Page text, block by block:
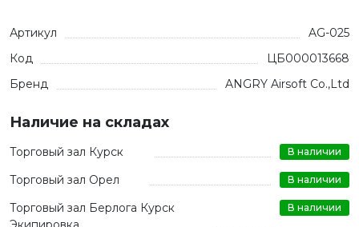
Артикул
AG-025
Код
ЦБ000013668
Бренд
ANGRY Airsoft Co.,Ltd
Наличие на складах
Торговый зал Курск В наличии
Торговый зал Орел В наличии
Торговый зал Берлога Курск
В наличии